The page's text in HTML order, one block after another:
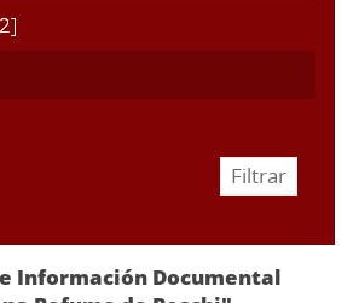
Información Documental